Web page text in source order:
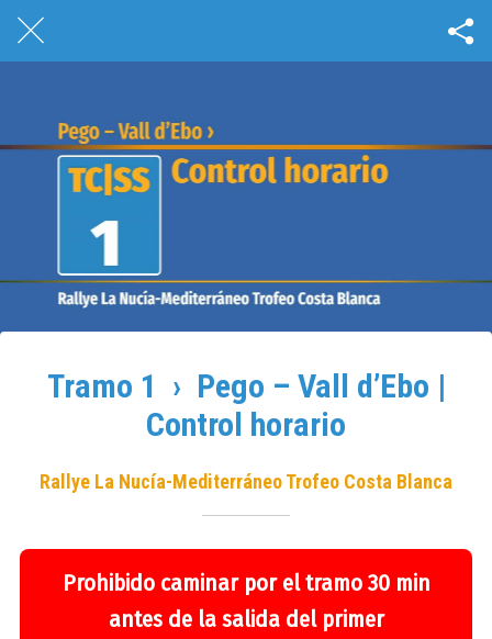
Tramo 1 › Pego – Vall d’Ebo |
Control horario
Rallye La Nucía-Mediterráneo Trofeo Costa Blanca
Prohibido caminar por el tramo 30 min
antes de la salida del primer